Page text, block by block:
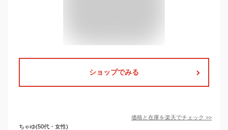
ショップでみる
価格と在庫を楽天でチェック >>
ちゃゆ(50代・女性)